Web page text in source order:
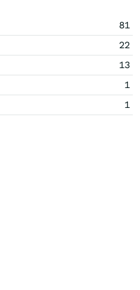
81
22
13
1
1